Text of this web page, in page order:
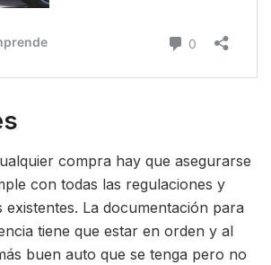
compra hay que asegurarse
con todas las regulaciones y
existentes. La documentación para
tiene que estar en orden y al
buen auto que se tenga pero no